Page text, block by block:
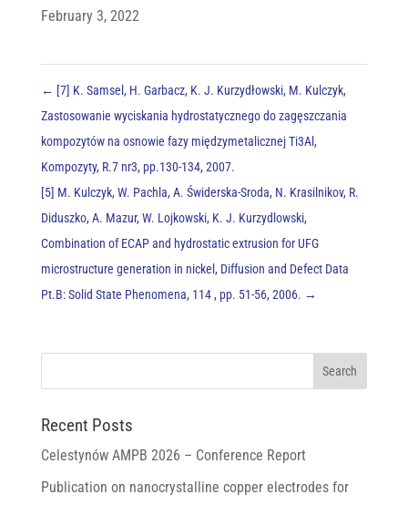
February 3, 2022
← [7] K. Samsel, H. Garbacz, K. J. Kurzydłowski, M. Kulczyk,
Zastosowanie wyciskania hydrostatycznego do zagęszczania
kompozytów na osnowie fazy międzymetalicznej Ti3Al,
Kompozyty, R.7 nr3, pp.130-134, 2007.
[5] M. Kulczyk, W. Pachla, A. Świderska-Sroda, N. Krasilnikov, R.
Diduszko, A. Mazur, W. Lojkowski, K. J. Kurzydlowski,
Combination of ECAP and hydrostatic extrusion for UFG
microstructure generation in nickel, Diffusion and Defect Data
Pt.B: Solid State Phenomena, 114 , pp. 51-56, 2006. →
Recent Posts
Celestynów AMPB 2026 – Conference Report
Publication on nanocrystalline copper electrodes for